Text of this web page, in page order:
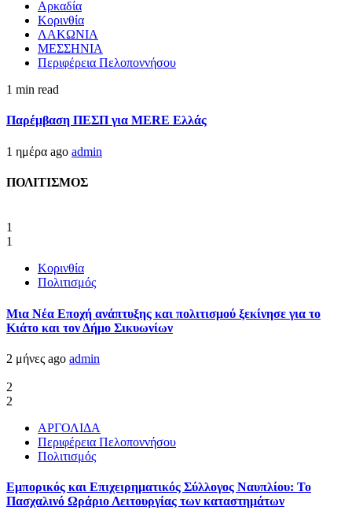
Αρκαδία
Κορινθία
ΛΑΚΩΝΙΑ
ΜΕΣΣΗΝΙΑ
Περιφέρεια Πελοποννήσου
1 min read
Παρέμβαση ΠΕΣΠ για MERE Ελλάς
1 ημέρα ago admin
ΠΟΛΙΤΙΣΜΟΣ
1
1
Κορινθία
Πολιτισμός
Μια Νέα Εποχή ανάπτυξης και πολιτισμού ξεκίνησε για το
Κιάτο και τον Δήμο Σικυωνίων
2 μήνες ago admin
2
2
ΑΡΓΟΛΙΔΑ
Περιφέρεια Πελοποννήσου
Πολιτισμός
Εμπορικός και Επιχειρηματικός Σύλλογος Ναυπλίου: Το
Πασχαλινό Ωράριο Λειτουργίας των καταστημάτων